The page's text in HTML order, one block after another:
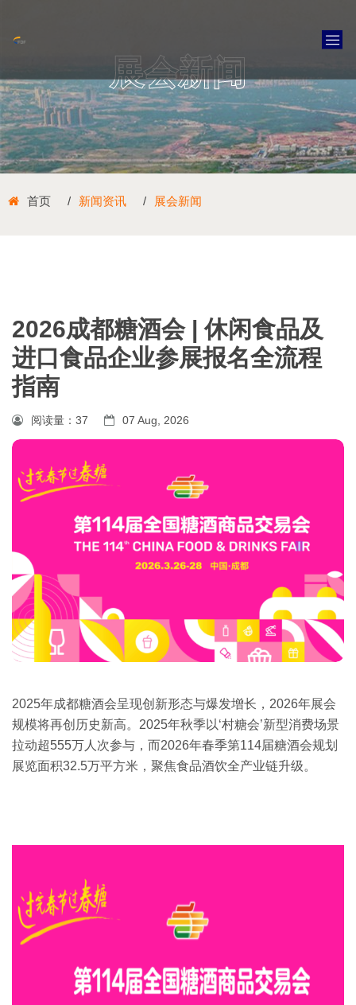
展会新闻
首页 新闻资讯 展会新闻
2026成都糖酒会 | 休闲食品及
进口食品企业参展报名全流程
指南
阅读量： 37 07 Aug, 2026
‌2025年成都糖酒会呈现创新形态与爆发增长，2026年展会
规模将再创历史新高。‌2025年秋季以‘‌村糖会’新型消费场景
拉动超555万人次参与，而2026年春季第114届糖酒会规划
展览面积32.5万平方米，聚焦食品酒饮全产业链升级。